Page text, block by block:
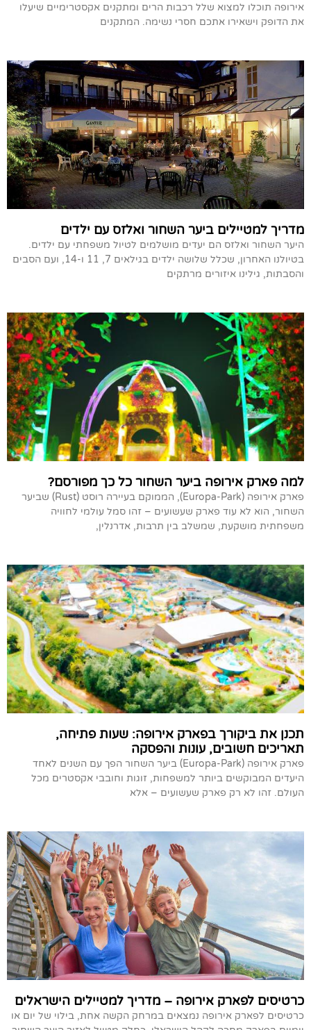
אירופה תוכלו למצוא שלל רכבות הרים ומתקנים אקסטרימיים שיעלו
את הדופק וישאירו אתכם חסרי נשימה. המתקנים
מדריך למטיילים ביער השחור ואלזס עם ילדים
היער השחור ואלזס הם יעדים מושלמים לטיול משפחתי עם ילדים.
בטיולנו האחרון, שכלל שלושה ילדים בגילאים 7, 11 ו-14, ועם הסבים
והסבתות, גילינו איזורים מרתקים
למה פארק אירופה ביער השחור כל כך מפורסם?
פארק אירופה (Europa-Park), הממוקם בעיירה רוסט (Rust) שביער
השחור, הוא לא עוד פארק שעשועים – זהו סמל עולמי לחוויה
משפחתית מושקעת, שמשלב בין תרבות, אדרנלין,
תכנן את ביקורך בפארק אירופה: שעות פתיחה,
תאריכים חשובים, עונות והפסקה
פארק אירופה (Europa-Park) ביער השחור הפך עם השנים לאחד
היעדים המבוקשים ביותר למשפחות, זוגות וחובבי אקסטרים מכל
העולם. זהו לא רק פארק שעשועים – אלא
כרטיסים לפארק אירופה – מדריך למטיילים הישראלים
כרטיסים לפארק אירופה נמצאים במרחק הקשה אחת, בילוי של יום או